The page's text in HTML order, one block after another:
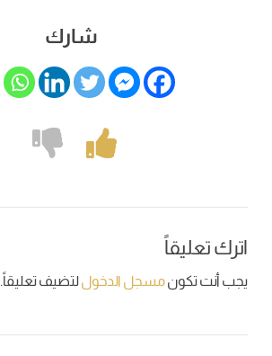
شارك
اترك تعليقاً
يجب أنت تكونمسجل الدخوللتضيف تعليقاً.